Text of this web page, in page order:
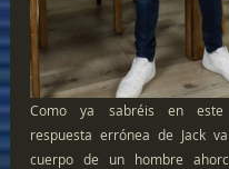
Como ya sabréis en este
respuesta errónea de Jack
cuerpo de un hombre